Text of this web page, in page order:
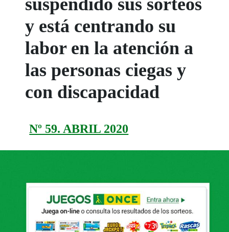
suspendido sus sorteos
y está centrando su
labor en la atención a
las personas ciegas y
con discapacidad
Nº 59. ABRIL 2020